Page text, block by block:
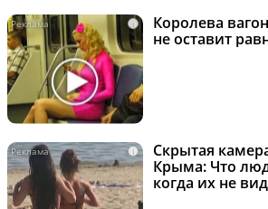
i
Королева
не оставит
i
Скрытая
Крыма: Что
когда их не